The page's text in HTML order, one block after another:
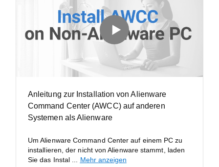
Anleitung zur Installation von Alienware
Command Center (AWCC) auf anderen
Systemen als Alienware
Um Alienware Command Center auf einem PC zu
installieren, der nicht von Alienware stammt, laden
Sie das Instal ... Mehr anzeigen